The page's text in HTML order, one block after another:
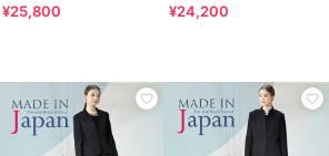
イズ 夏 夏用 日本製
¥25,800
夏用 日本製
¥24,200